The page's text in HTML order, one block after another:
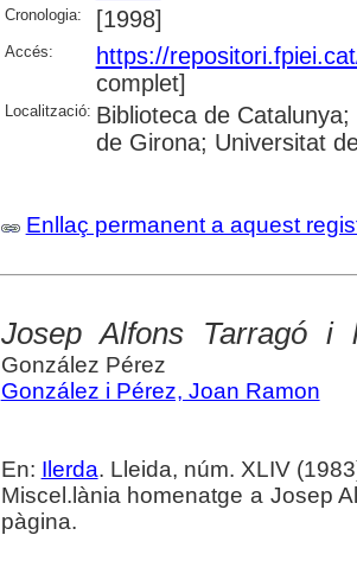
Cronologia: [1998]
Accés:
https://
complet]
Localització: Biblioteca de
de Girona; Universitat
Enllaç permanent a aquest
Josep Alfons Tarragó i
González Pérez
González i Pérez, Joan Ramon
En: Ilerda. Lleida, núm. XLIV
Miscel.lània homenatge a Josep
pàgina.